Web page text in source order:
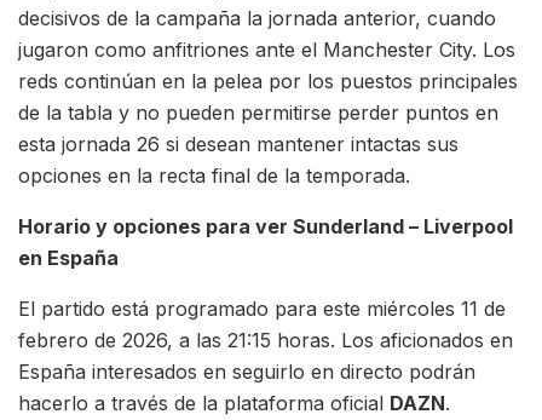
decisivos de la campaña la jornada anterior, cuando
jugaron como anfitriones ante el Manchester City. Los
reds continúan en la pelea por los puestos principales
de la tabla y no pueden permitirse perder puntos en
esta jornada 26 si desean mantener intactas sus
opciones en la recta final de la temporada.
Horario y opciones para ver Sunderland – Liverpool
en España
El partido está programado para este miércoles 11 de
febrero de 2026, a las 21:15 horas. Los aficionados en
España interesados en seguirlo en directo podrán
hacerlo a través de la plataforma oficial DAZN.